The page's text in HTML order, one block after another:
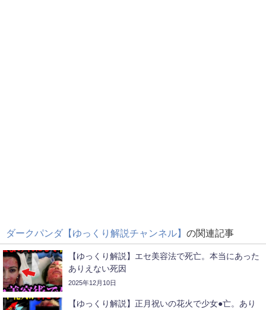
ダークパンダ【ゆっくり解説チャンネル】 の関連記事
【ゆっくり解説】エセ美容法で死亡。本当にあった
ありえない死因
2025年12月10日
【ゆっくり解説】正月祝いの花火で少女●亡。あり